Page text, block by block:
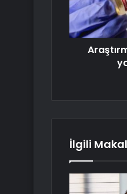
İlgili